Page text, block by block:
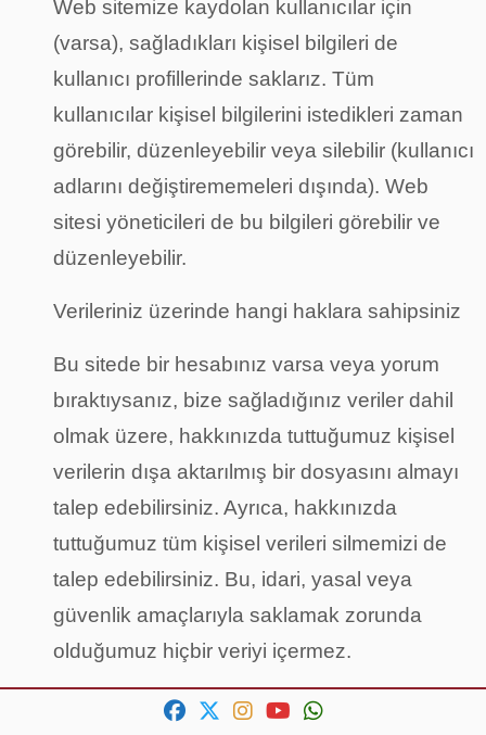
Web sitemize kaydolan kullanıcılar için
(varsa), sağladıkları kişisel bilgileri de
kullanıcı profillerinde saklarız. Tüm
kullanıcılar kişisel bilgilerini istedikleri zaman
görebilir, düzenleyebilir veya silebilir (kullanıcı
adlarını değiştirememeleri dışında). Web
sitesi yöneticileri de bu bilgileri görebilir ve
düzenleyebilir.
Verileriniz üzerinde hangi haklara sahipsiniz
Bu sitede bir hesabınız varsa veya yorum
bıraktıysanız, bize sağladığınız veriler dahil
olmak üzere, hakkınızda tuttuğumuz kişisel
verilerin dışa aktarılmış bir dosyasını almayı
talep edebilirsiniz. Ayrıca, hakkınızda
tuttuğumuz tüm kişisel verileri silmemizi de
talep edebilirsiniz. Bu, idari, yasal veya
güvenlik amaçlarıyla saklamak zorunda
olduğumuz hiçbir veriyi içermez.
fab fab fab fab fab